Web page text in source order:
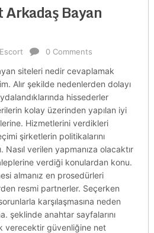
Arkadaş Bayan
0 Comments
siteleri nedir cevaplamak
Alır şekilde nedenlerden dolayı
hissederler
kolay üzerinden yapılan iyi
Hizmetlerini verdikleri
şirketlerin politikalarını
Nasıl verilen yapmanıza olacaktır
verdiği konulardan konu.
almanız en prosedürleri
resmi partnerler. Seçerken
karşılaşmasına neden
şeklinde anahtar sayfalarını
verecektir güvenliğine net